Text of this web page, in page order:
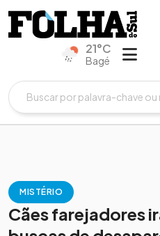
21°C
Bagé
MISTÉRIO
Cães farejadores